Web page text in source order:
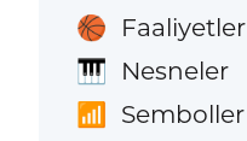
🏀 Faaliyetler
🎹 Nesneler
📶 Semboller